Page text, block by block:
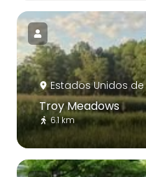
Estados Unidos
Troy Meadows
6.1 km